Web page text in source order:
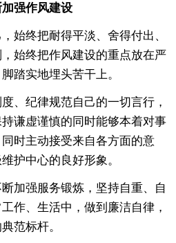
强作风建设
终把耐得平淡、舍得付出、
始终把作风建设的重点放在严
踏实地埋头苦干上。
纪律规范自己的一切言行，
谦虚谨慎的同时能够本着对事
时主动接受来自各方面的意
护中心的良好形象。
强服务锻炼，坚持自重、自
作、生活中，做到廉洁自律，
范标杆。